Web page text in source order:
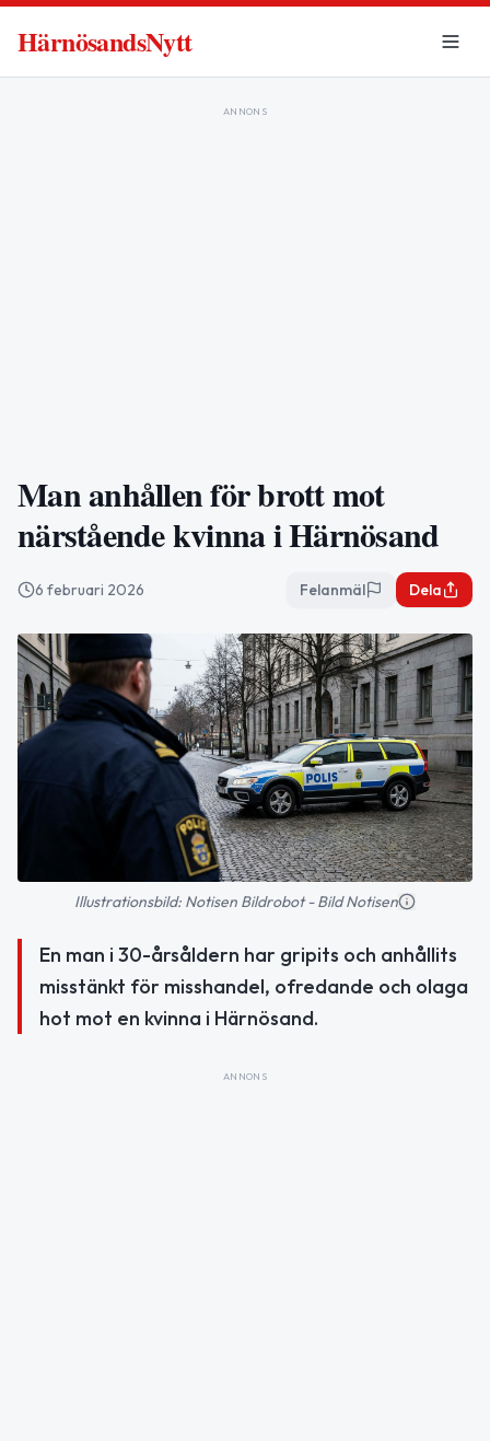
HärnösandsNytt
ANNONS
Man anhållen för brott mot
närstående kvinna i Härnösand
6 februari 2026 Felanmäl Dela
Illustrationsbild: Notisen Bildrobot - Bild Notisen
En man i 30-årsåldern har gripits och anhållits
misstänkt för misshandel, ofredande och olaga
hot mot en kvinna i Härnösand.
ANNONS